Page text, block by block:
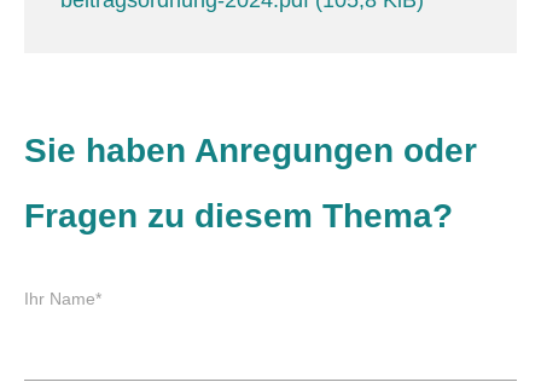
Sie haben Anregungen oder
Fragen zu diesem Thema?
P
Ihr Name*